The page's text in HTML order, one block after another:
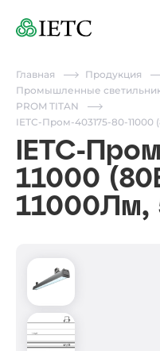
Главная
Продукция
Промышленные
PROM TITAN
IETC-Пром-403175-80-11000
IETC-
11000
11000Лм,